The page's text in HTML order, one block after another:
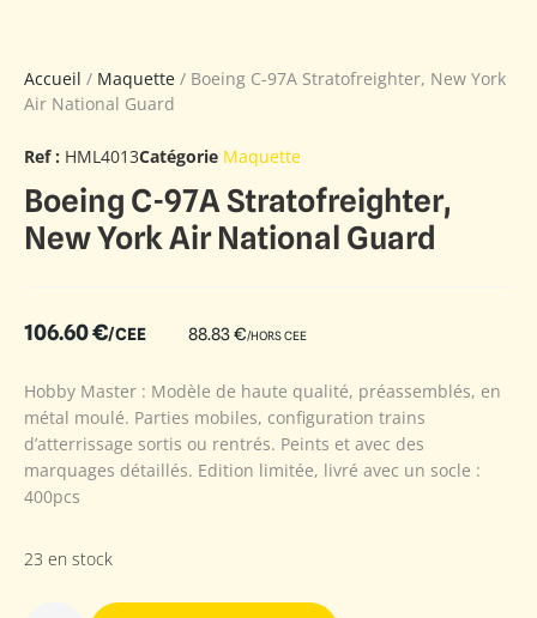
Accueil / Maquette / Boeing C-97A Stratofreighter, New York
Air National Guard
Ref : HML4013Catégorie Maquette
Boeing C-97A Stratofreighter,
New York Air National Guard
106.60€/CEE 88.83€/HORS CEE
Hobby Master : Modèle de haute qualité, préassemblés, en
métal moulé. Parties mobiles, configuration trains
d’atterrissage sortis ou rentrés. Peints et avec des
marquages détaillés. Edition limitée, livré avec un socle :
400pcs
23 en stock